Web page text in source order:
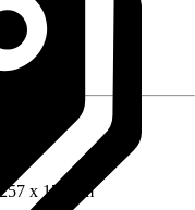
257 x 174 cm